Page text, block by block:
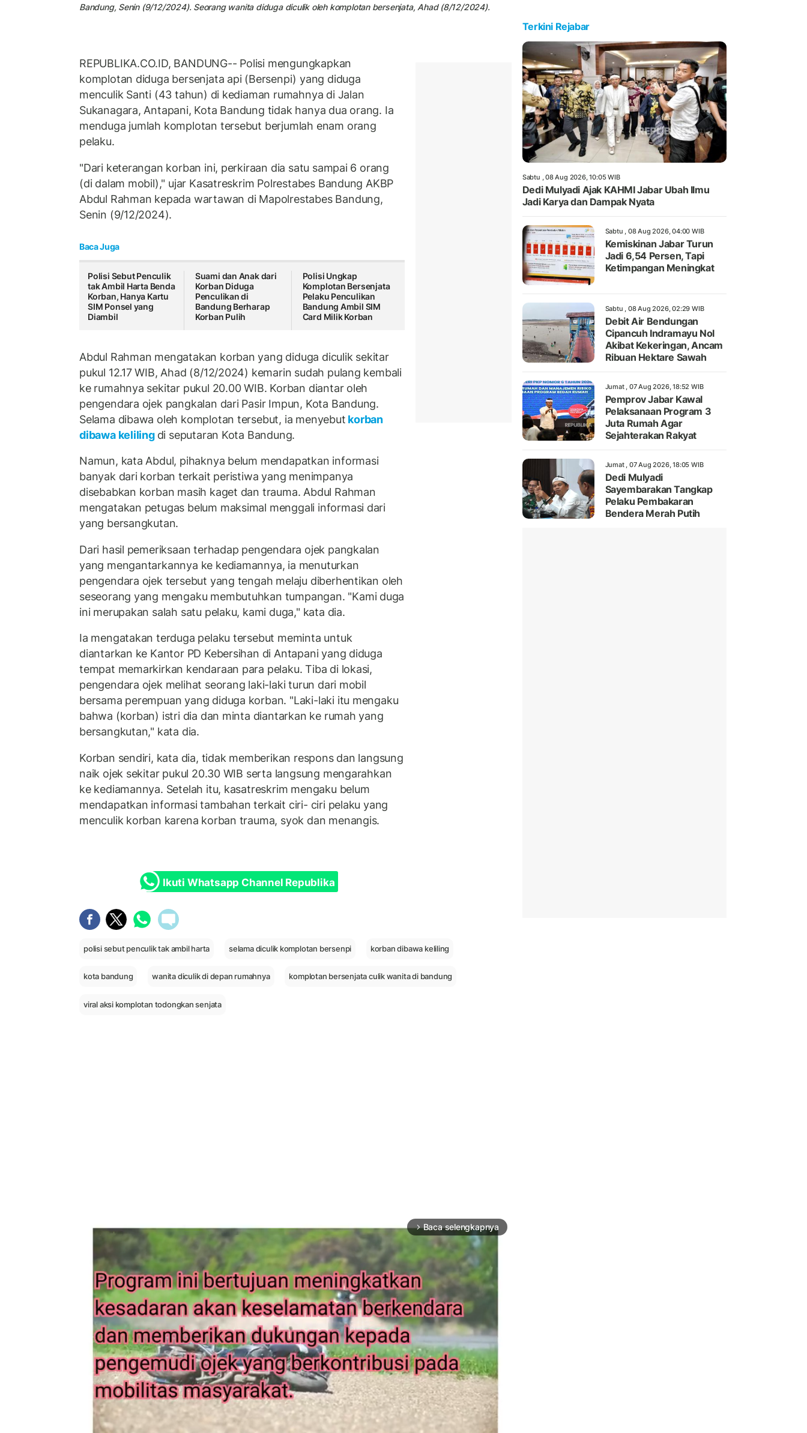
Bandung, Senin (9/12/2024). Seorang wanita diduga diculik oleh komplotan bersenjata, Ahad (8/12/2024).
REPUBLIKA.CO.ID, BANDUNG-- Polisi mengungkapkan
komplotan diduga bersenjata api (Bersenpi) yang diduga
menculik Santi (43 tahun) di kediaman rumahnya di Jalan
Sukanagara, Antapani, Kota Bandung tidak hanya dua orang. Ia
menduga jumlah komplotan tersebut berjumlah enam orang
pelaku.
"Dari keterangan korban ini, perkiraan dia satu sampai 6 orang
(di dalam mobil)," ujar Kasatreskrim Polrestabes Bandung AKBP
Abdul Rahman kepada wartawan di Mapolrestabes Bandung,
Senin (9/12/2024).
Baca Juga
Polisi Sebut Penculik
tak Ambil Harta Benda
Korban, Hanya Kartu
SIM Ponsel yang
Diambil
Suami dan Anak dari
Korban Diduga
Penculikan di
Bandung Berharap
Korban Pulih
Polisi Ungkap
Komplotan Bersenjata
Pelaku Penculikan
Bandung Ambil SIM
Card Milik Korban
Abdul Rahman mengatakan korban yang diduga diculik sekitar
pukul 12.17 WIB, Ahad (8/12/2024) kemarin sudah pulang kembali
ke rumahnya sekitar pukul 20.00 WIB. Korban diantar oleh
pengendara ojek pangkalan dari Pasir Impun, Kota Bandung.
Selama dibawa oleh komplotan tersebut, ia menyebut korban
dibawa keliling di seputaran Kota Bandung.
Namun, kata Abdul, pihaknya belum mendapatkan informasi
banyak dari korban terkait peristiwa yang menimpanya
disebabkan korban masih kaget dan trauma. Abdul Rahman
mengatakan petugas belum maksimal menggali informasi dari
yang bersangkutan.
Dari hasil pemeriksaan terhadap pengendara ojek pangkalan
yang mengantarkannya ke kediamannya, ia menuturkan
pengendara ojek tersebut yang tengah melaju diberhentikan oleh
seseorang yang mengaku membutuhkan tumpangan. "Kami duga
ini merupakan salah satu pelaku, kami duga," kata dia.
Ia mengatakan terduga pelaku tersebut meminta untuk
diantarkan ke Kantor PD Kebersihan di Antapani yang diduga
tempat memarkirkan kendaraan para pelaku. Tiba di lokasi,
pengendara ojek melihat seorang laki-laki turun dari mobil
bersama perempuan yang diduga korban. "Laki-laki itu mengaku
bahwa (korban) istri dia dan minta diantarkan ke rumah yang
bersangkutan," kata dia.
Korban sendiri, kata dia, tidak memberikan respons dan langsung
naik ojek sekitar pukul 20.30 WIB serta langsung mengarahkan
ke kediamannya. Setelah itu, kasatreskrim mengaku belum
mendapatkan informasi tambahan terkait ciri- ciri pelaku yang
menculik korban karena korban trauma, syok dan menangis.
Ikuti Whatsapp Channel Republika
polisi sebut penculik tak ambil harta selama diculik komplotan bersenpi korban dibawa keliling
kota bandung wanita diculik di depan rumahnya komplotan bersenjata culik wanita di bandung
viral aksi komplotan todongkan senjata
arrow_forward_ios Baca selengkapnya
Terkini Rejabar
Sabtu , 08 Aug 2026, 10:05 WIB
Dedi Mulyadi Ajak KAHMI Jabar Ubah Ilmu
Jadi Karya dan Dampak Nyata
Sabtu , 08 Aug 2026, 04:00 WIB
Kemiskinan Jabar Turun
Jadi 6,54 Persen, Tapi
Ketimpangan Meningkat
Sabtu , 08 Aug 2026, 02:29 WIB
Debit Air Bendungan
Cipancuh Indramayu Nol
Akibat Kekeringan, Ancam
Ribuan Hektare Sawah
Jumat , 07 Aug 2026, 18:52 WIB
Pemprov Jabar Kawal
Pelaksanaan Program 3
Juta Rumah Agar
Sejahterakan Rakyat
Jumat , 07 Aug 2026, 18:05 WIB
Dedi Mulyadi
Sayembarakan Tangkap
Pelaku Pembakaran
Bendera Merah Putih